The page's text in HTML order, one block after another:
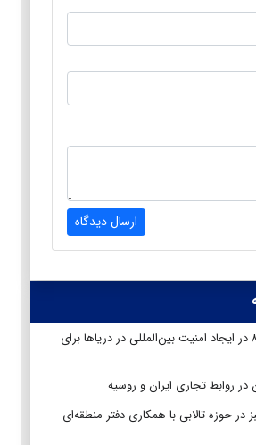
ارسال دیدگاه
پیامدهای ناوگروه ۸۶ در ایجاد امنیت بین‌المللی در دریاها برای
در روابط تجاری ایران و روسیه
حوزه تالابی با همکاری دفتر منطقه‌ای